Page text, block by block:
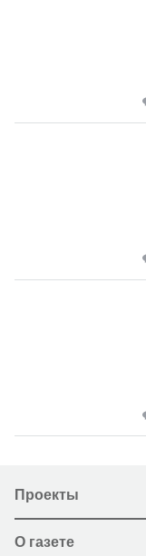
Проекты
О газете